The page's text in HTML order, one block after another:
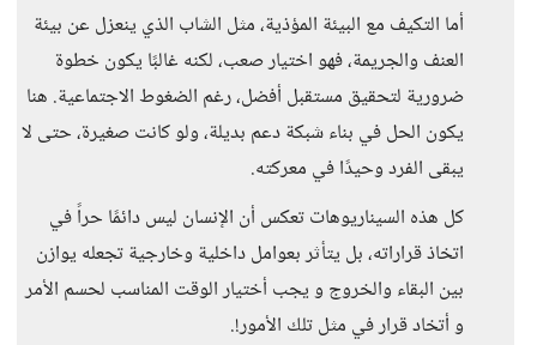
أما التكيف مع البيئة المؤذية، مثل الشاب الذي ينعزل عن بيئة
العنف والجريمة، فهو اختيار صعب، لكنه غالبًا يكون خطوة
ضرورية لتحقيق مستقبل أفضل، رغم الضغوط الاجتماعية. هنا
يكون الحل في بناء شبكة دعم بديلة، ولو كانت صغيرة، حتى لا
يبقى الفرد وحيدًا في معركته.
كل هذه السيناريوهات تعكس أن الإنسان ليس دائمًا حراً في
اتخاذ قراراته، بل يتأثر بعوامل داخلية وخارجية تجعله يوازن
بين البقاء والخروج و يجب أختيار الوقت المناسب لحسم الأمر
و أتخاد قرار في مثل تلك الأمور!.